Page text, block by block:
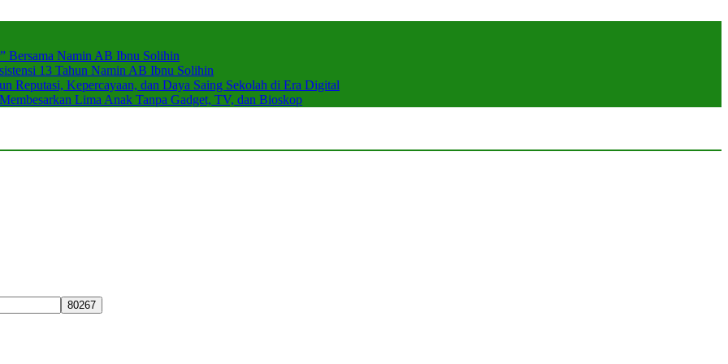
Bersama Namin AB Ibnu Solihin
13 Tahun Namin AB Ibnu Solihin
Reputasi, Kepercayaan, dan Daya Saing Sekolah di Era Digital
Lima Anak Tanpa Gadget, TV, dan Bioskop